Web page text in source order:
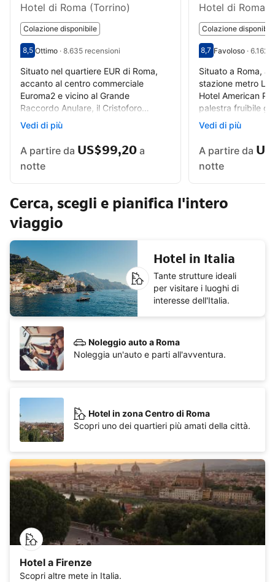
Hotel di Roma (Torrino)
Colazione disponibile
Valutazione degli ospiti su una scala da 1 a 10 8,5
8,5
Ottimo - Opinione degli ospiti precedenti, 8.635 recensioni
Ottimo · 8.635 recensioni
Situato nel quartiere EUR di Roma,
accanto al centro commerciale
Euroma2 e vicino al Grande
Raccordo Anulare, il Cristoforo
Colombo offre il WiFi gratuito in tutte
le aree, un parcheggio e una
piscina...
Vedi di più
A partire da US$99,20 a
notte
Hotel di Roma
Colazione disponibile
Valutazione degli
8,7
Favoloso -
Favoloso· 6.162
Situato a Roma, a
stazione metro
Hotel American
palestra fruibile
su 24 e un
ideale per...
Vedi di più
A partire da
notte
Cerca, scegli e pianifica l'intero
viaggio
Hotel in Italia
Tante strutture ideali
per visitare i luoghi di
interesse dell'Italia.
Noleggio auto a Roma
Noleggia un'auto e parti all'avventura.
Hotel in zona Centro di Roma
Scopri uno dei quartieri più amati della città.
Hotel a Firenze
Scopri altre mete in Italia.